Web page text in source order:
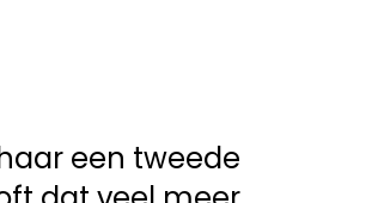
een tweede